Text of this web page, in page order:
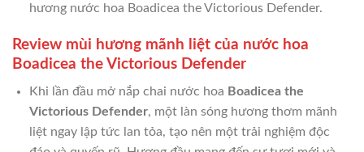
hương nước hoa Boadicea the Victorious Defender.
Review mùi hương mãnh liệt của nước hoa
Boadicea the Victorious Defender
Khi lần đầu mở nắp chai nước hoa Boadicea the
Victorious Defender, một làn sóng hương thơm mãnh
liệt ngay lập tức lan tỏa, tạo nên một trải nghiệm độc